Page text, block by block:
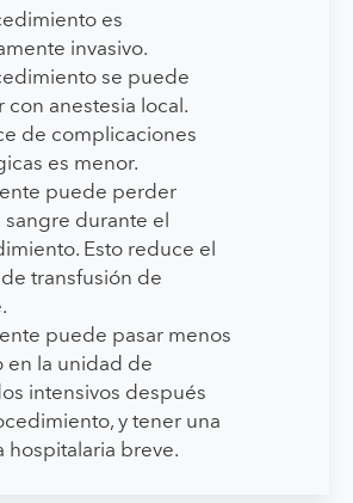
es
invasivo.
se puede
con anestesia local.
de complicaciones
es menor.
puede perder
durante el
Esto reduce el
transfusión de
puede pasar menos
la unidad de
intensivos después
y tener una
hospitalaria breve.